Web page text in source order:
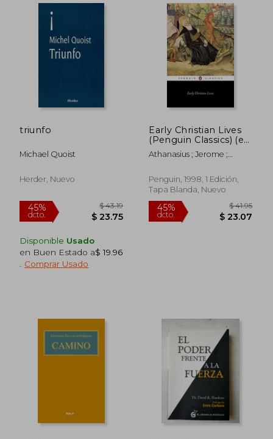
dcto. dcto.
triunfo
Michael Quoist
Herder, Nuevo
Disponible Usado
en Buen Estado a$ 19.96
Comprar Usado
Early Christian Lives
(Penguin Classics) (en
Inglés)
Athanasius ; Jerome ;
Penguin, 1998, 1 Edición,
Tapa Blanda, Nuevo